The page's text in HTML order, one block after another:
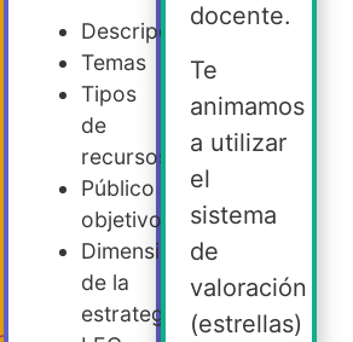
Descripción
Temas
Tipos
de
recursos
Público
objetivo
Dimensiones
de la
estrategia
docente.
Te
animamos
a utilizar
el
sistema
de
valoración
(estrellas)